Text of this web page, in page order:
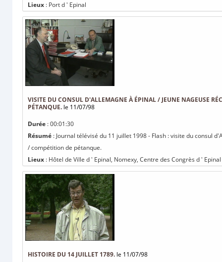
Lieux : Port d ' Epinal
VISITE DU CONSUL D'ALLEMAGNE À ÉPINAL / JEUNE NAGEUSE
PÉTANQUE. le 11/07/98
Durée : 00:01:30
Résumé : Journal télévisé du 11 juillet 1998 - Flash : visite du consul
/ compétition de pétanque.
Lieux : Hôtel de Ville d ' Epinal, Nomexy, Centre des Congrès d ' Epinal
HISTOIRE DU 14 JUILLET 1789. le 11/07/98